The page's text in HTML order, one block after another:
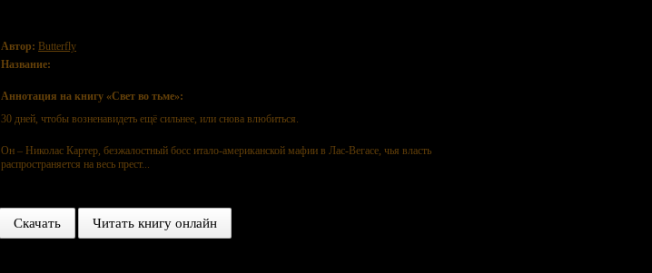
Автор: Butterfly
Название:
Аннотация на книгу «Свет во тьме»:
30 дней, чтобы возненавидеть ещё сильнее, или снова влюбиться.
Он – Николас Картер, безжалостный босс итало-американской мафии в Лас-Вегасе, чья власть
распространяется на весь прест...
Скачать Читать книгу онлайн